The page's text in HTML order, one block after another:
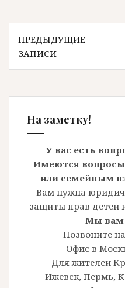
Отказ
Навигация
по
записям
ПРЕДЫДУЩИЕ
ЗАПИСИ
На заметку!
У вас есть
Имеются
или семейным
Вам нужна
защиты прав детей
Мы
Позвоните
Офис в
Для жителей
Ижевск, Пермь,